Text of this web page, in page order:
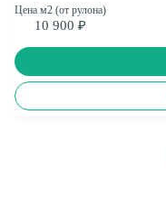
Цена м2 (от рулона)
10 900 ₽